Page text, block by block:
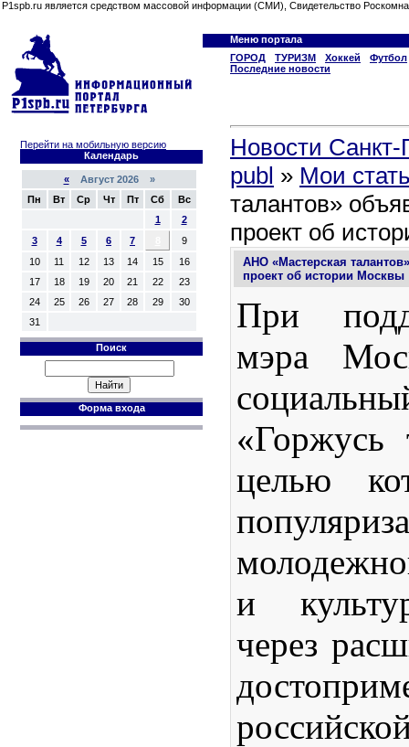
P1spb.ru является средством массовой информации (СМИ), Свидетельство
Меню портала
ГОРОД
ТУРИЗМ Хоккей
Футбол
Последние новости
Перейти на мобильную версию
Календарь
«Август 2026 »
Пн
Вт Ср Чт Пт Сб
Вс
1
2
3
4 5 6 7
9
10
11 12 13 14 15
16
17
18 19 20 21 22
23
24
25 26 27 28 29
30
31
Поиск
Форма входа
Новости Санкт-
publ » Мои
талантов»
проект об
АНО «Мастерская
проект об истории Москвы
При
мэра
«Горжусь
целью
и
через